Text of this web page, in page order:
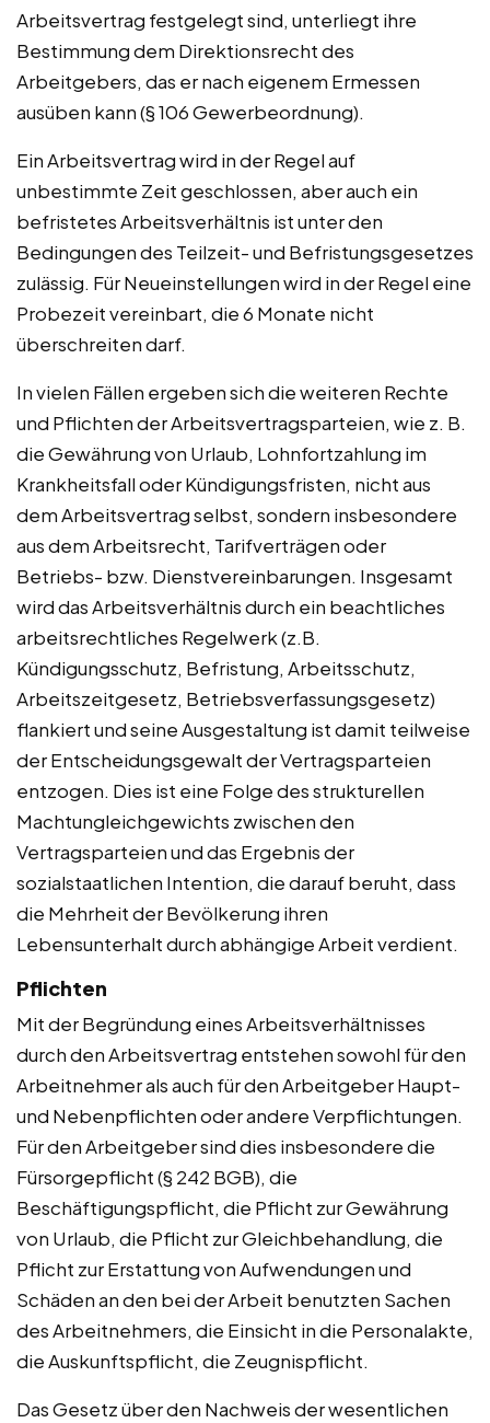
Arbeitsvertrag festgelegt sind, unterliegt ihre
Bestimmung dem Direktionsrecht des
Arbeitgebers, das er nach eigenem Ermessen
ausüben kann (§ 106 Gewerbeordnung).
Ein Arbeitsvertrag wird in der Regel auf
unbestimmte Zeit geschlossen, aber auch ein
befristetes Arbeitsverhältnis ist unter den
Bedingungen des Teilzeit- und Befristungsgesetzes
zulässig. Für Neueinstellungen wird in der Regel eine
Probezeit vereinbart, die 6 Monate nicht
überschreiten darf.
In vielen Fällen ergeben sich die weiteren Rechte
und Pflichten der Arbeitsvertragsparteien, wie z. B.
die Gewährung von Urlaub, Lohnfortzahlung im
Krankheitsfall oder Kündigungsfristen, nicht aus
dem Arbeitsvertrag selbst, sondern insbesondere
aus dem Arbeitsrecht, Tarifverträgen oder
Betriebs- bzw. Dienstvereinbarungen. Insgesamt
wird das Arbeitsverhältnis durch ein beachtliches
arbeitsrechtliches Regelwerk (z.B.
Kündigungsschutz, Befristung, Arbeitsschutz,
Arbeitszeitgesetz, Betriebsverfassungsgesetz)
flankiert und seine Ausgestaltung ist damit teilweise
der Entscheidungsgewalt der Vertragsparteien
entzogen. Dies ist eine Folge des strukturellen
Machtungleichgewichts zwischen den
Vertragsparteien und das Ergebnis der
sozialstaatlichen Intention, die darauf beruht, dass
die Mehrheit der Bevölkerung ihren
Lebensunterhalt durch abhängige Arbeit verdient.
Pflichten
Mit der Begründung eines Arbeitsverhältnisses
durch den Arbeitsvertrag entstehen sowohl für den
Arbeitnehmer als auch für den Arbeitgeber Haupt-
und Nebenpflichten oder andere Verpflichtungen.
Für den Arbeitgeber sind dies insbesondere die
Fürsorgepflicht (§ 242 BGB), die
Beschäftigungspflicht, die Pflicht zur Gewährung
von Urlaub, die Pflicht zur Gleichbehandlung, die
Pflicht zur Erstattung von Aufwendungen und
Schäden an den bei der Arbeit benutzten Sachen
des Arbeitnehmers, die Einsicht in die Personalakte,
die Auskunftspflicht, die Zeugnispflicht.
Das Gesetz über den Nachweis der wesentlichen